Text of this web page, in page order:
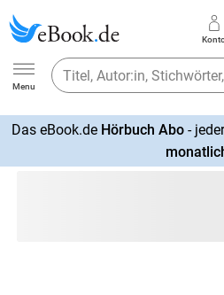
Ebook.de
Menu
Das eBook.de Hörbuch Abo-